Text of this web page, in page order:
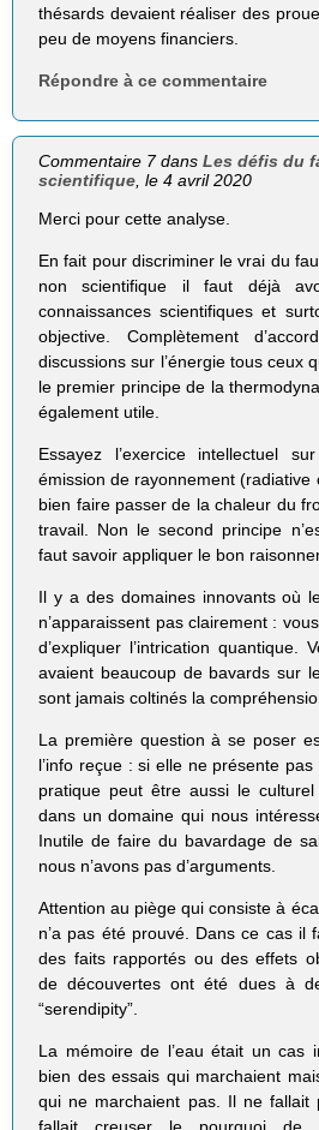
thésards devaient réaliser des
peu de moyens financiers.
Répondre à ce commentaire
Commentaire 7 dansLes défis du
scientifique , le 4 avril 2020
Merci pour cette analyse.
En fait pour discriminer le vrai du
non scientifique il faut déjà
connaissances scientifiques et
objective. Complètement
discussions sur l’énergie tous ceux
le premier principe de la
également utile.
Essayez l’exercice intellectuel
émission de rayonnement (radiative
bien faire passer de la chaleur du
travail. Non le second principe
faut savoir appliquer le bon
Il y a des domaines innovants où
n’apparaissent pas clairement :
d’expliquer l’intrication quantique.
avaient beaucoup de bavards sur
sont jamais coltinés la
La première question à se poser
l’info reçue : si elle ne présente
pratique peut être aussi le
dans un domaine qui nous
Inutile de faire du bavardage de
nous n’avons pas d’arguments.
Attention au piège qui consiste à
n’a pas été prouvé. Dans ce cas il
des faits rapportés ou des effets
de découvertes ont été dues à
“serendipity”.
La mémoire de l’eau était un cas
bien des essais qui marchaient
qui ne marchaient pas. Il ne fallait